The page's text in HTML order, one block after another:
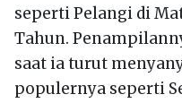
seperti Pelangi di
Tahun.
saat ia turut
populernya seperti